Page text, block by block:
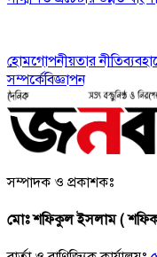
হোমগোপনীয়তার নীতি
সম্পর্কেবিজ্ঞাপন
সম্পাদক ও প্রকাশকঃ
মোঃ শফিকুল ইসলাম (